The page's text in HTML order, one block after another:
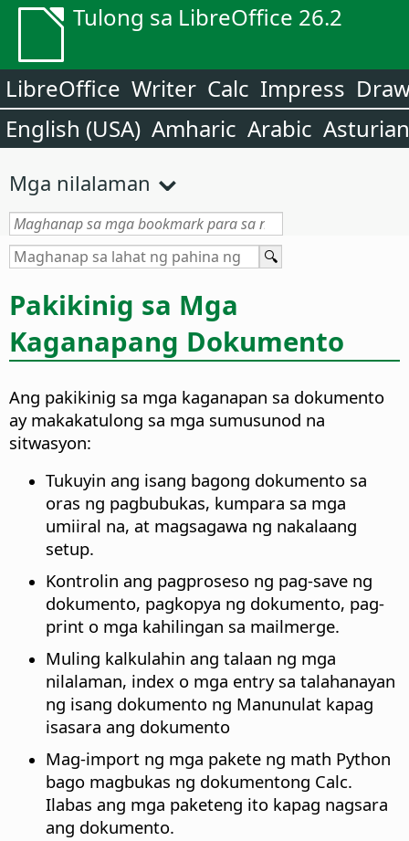
Tulong sa LibreOffice 26.2
LibreOffice Writer Calc Impress
English (USA) Amharic Arabic Asturian
Mga nilalaman
Pakikinig sa Mga
Kaganapang Dokumento
Ang pakikinig sa mga kaganapan sa dokumento
ay makakatulong sa mga sumusunod na
sitwasyon:
Tukuyin ang isang bagong dokumento sa
oras ng pagbubukas, kumpara sa mga
umiiral na, at magsagawa ng nakalaang
setup.
Kontrolin ang pagproseso ng pag-save ng
dokumento, pagkopya ng dokumento, pag-
print o mga kahilingan sa mailmerge.
Muling kalkulahin ang talaan ng mga
nilalaman, index o mga entry sa talahanayan
ng isang dokumento ng Manunulat kapag
isasara ang dokumento
Mag-import ng mga pakete ng math Python
bago magbukas ng dokumentong Calc.
Ilabas ang mga paketeng ito kapag nagsara
ang dokumento.